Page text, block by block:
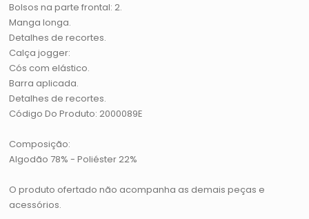
Bolsos na parte frontal: 2.
Manga longa.
Detalhes de recortes.
Calça jogger:
Cós com elástico.
Barra aplicada.
Detalhes de recortes.
Código Do Produto: 2000089E
Composição:
Algodão 78% - Poliéster 22%
O produto ofertado não acompanha as demais peças e
acessórios.